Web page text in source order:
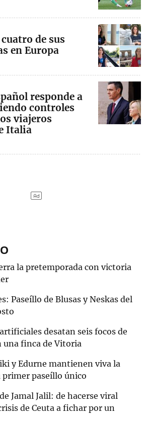
de sus
en Europa
responde a
controles
viajeros
Italia
la pretemporada con victoria
Paseíllo de Blusas y Neskas del
desatan seis focos de
una finca de Vitoria
y Edurne mantienen viva la
primer paseíllo único
Jamal Jalil: de hacerse viral
de Ceuta a fichar por un